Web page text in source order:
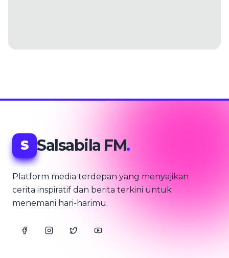
S Salsabila FM.
Platform media terdepan yang menyajikan
cerita inspiratif dan berita terkini untuk
menemani hari-harimu.